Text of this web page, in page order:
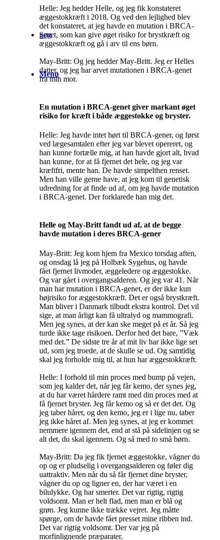
Søg
Menu
Helle: Jeg hedder Helle, og jeg fik konstateret
æggestokkræft i 2018. Og ved den lejlighed blev
det konstateret, at jeg havde en mutation i BRCA-
genet, som kan give øget risiko for brystkræft og
æggestokkræft og gå i arv til ens børn.
May-Britt: Og jeg hedder May-Britt. Jeg er Helles
datter, og jeg har arvet mutationen i BRCA-genet
fra min mor.
En mutation i BRCA-genet giver markant øget
risiko for kræft i både æggestokke og bryster.
Helle: Jeg havde intet hørt til BRCA-gener, og først
ved lægesamtalen efter jeg var blevet opereret, og
han kunne fortælle mig, at han havde gjort alt, hvad
han kunne, for at få fjernet det hele, og jeg var
kræftfri, mente han. De havde simpelthen renset.
Men han ville gerne have, at jeg kom til genetisk
udredning for at finde ud af, om jeg havde mutation
i BRCA-genet. Der forklarede han mig det.
Helle og May-Britt fandt ud af, at de begge
havde mutation i deres BRCA-gener
May-Britt: Jeg kom hjem fra Mexico torsdag aften,
og onsdag lå jeg på Holbæk Sygehus, og havde
fået fjernet livmoder, æggeledere og æggestokke.
Og var gået i overgangsalderen. Og jeg var 41. Når
man har mutation i BRCA-genet, er der ikke kun
højrisiko for æggestokkræft. Det er også brystkræft.
Man bliver i Danmark tilbudt ekstra kontrol. Det vil
sige, at man årligt kan få ultralyd og mammografi.
Men jeg synes, at der kan ske meget på et år. Så jeg
turde ikke tage risikoen. Derfor hed det bare, ”Væk
med det.” De sidste tre år af mit liv har ikke lige set
ud, som jeg troede, at de skulle se ud. Og samtidig
skal jeg forholde mig til, at hun har æggestokkræft.
Helle: I forhold til min proces med bump på vejen,
som jeg kalder det, når jeg får kemo, der synes jeg,
at du har været hårdere ramt med din proces med at
få fjernet bryster. Jeg får kemo og så er det det. Og
jeg taber håret, og den kemo, jeg er i lige nu, taber
jeg ikke håret af. Men jeg synes, at jeg er kommet
nemmere igennem det, end at stå på sidelinjen og se
alt det, du skal igennem. Og så med to små børn.
May-Britt: Da jeg fik fjernet æggestokke, vågner du
op og er pludselig i overgangsalderen og føler dig
uattraktiv. Men når du så får fjernet dine bryster,
vågner du op og ligner en, der har været i en
bilulykke. Og har smerter. Det var rigtig, rigtig
voldsomt. Man er helt flad, men man er blå og
grøn. Jeg kunne ikke trække vejret. Jeg måtte
spørge, om de havde fået presset mine ribben ind.
Det var rigtig voldsomt. Der var jeg på
morfinlignende præparater.